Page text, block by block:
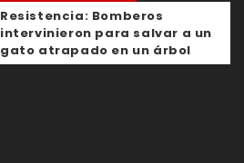
Resistencia: Bomberos
intervinieron para salvar a un
gato atrapado en un árbol